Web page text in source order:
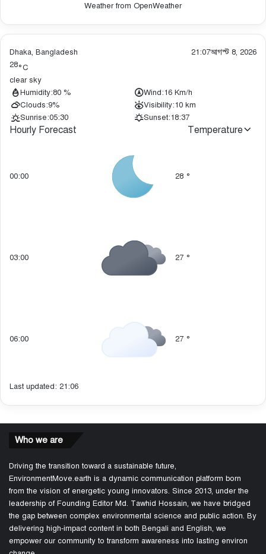
Weather from OpenWeather
Dhaka, Bangladesh 21:07আগস্ট 8, 2026
28°C
clear sky
Humidity:80 % Wind:16 Km/h
Clouds:9% Visibility:10 km
Sunrise:05:30 Sunset:18:37
Hourly Forecast Temperature
00:00 28 °
03:00 27 °
06:00 27 °
Last updated: 21:06
Who we are
Driving the transition toward a sustainable future,
EnvironmentMove.earth is a dynamic communication platform born
from the vision of energetic young innovators. Since 2013, under the
leadership of Founding Editor Md. Tawhid Hossain, we have bridged
the gap between complex environmental science and public action. By
delivering high-impact content in both Bengali and English, we
empower our community to transform awareness into lasting environ